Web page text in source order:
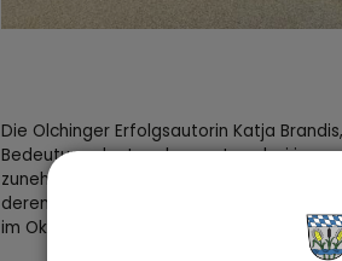
Die Olchinger Erfolgsautorin Katja
Bedeutung der Lesekompetenz bei
zunehmend besorgniserregend sei. Um
deren Eröffnung sie die Stadt
im Oktober eine Lesung in der